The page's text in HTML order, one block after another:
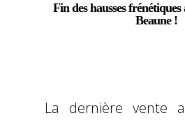
Fin des hausses
Beaune !
La dernière vente